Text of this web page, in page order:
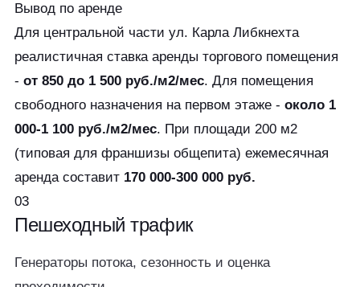
Вывод по аренде
Для центральной части ул. Карла Либкнехта
реалистичная ставка аренды торгового помещения
- от 850 до 1 500 руб./м2/мес. Для помещения
свободного назначения на первом этаже - около 1
000-1 100 руб./м2/мес. При площади 200 м2
(типовая для франшизы общепита) ежемесячная
аренда составит 170 000-300 000 руб.
03
Пешеходныйтрафик
Генераторы потока, сезонность и оценка